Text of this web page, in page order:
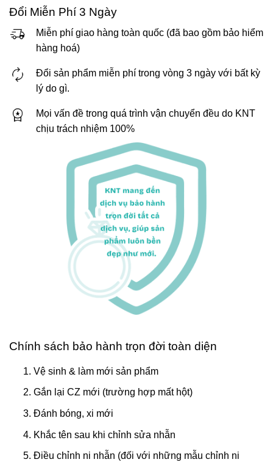
Đổi Miễn Phí 3 Ngày
Miễn phí giao hàng toàn quốc (đã bao gồm bảo hiểm
hàng hoá)
Đổi sản phẩm miễn phí trong vòng 3 ngày với bất kỳ
lý do gì.
Mọi vấn đề trong quá trình vận chuyển đều do KNT
chịu trách nhiệm 100%
Chính sách bảo hành trọn đời toàn diện
Vệ sinh & làm mới sản phẩm
Gắn lại CZ mới (trường hợp mất hột)
Đánh bóng, xi mới
Khắc tên sau khi chỉnh sửa nhẫn
Điều chỉnh ni nhẫn (đối với những mẫu chỉnh ni